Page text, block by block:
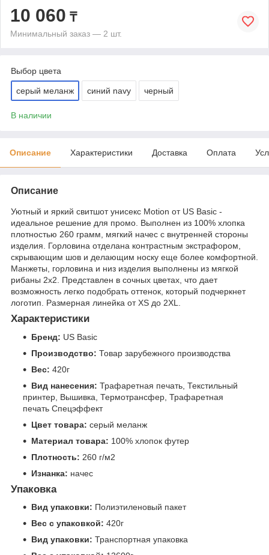
10 060 ₸
Минимальный заказ — 2 шт.
Выбор цвета
серый меланж синий navy черный
В наличии
Описание Характеристики Доставка Оплата
Описание
Уютный и яркий свитшот унисекс Motion от US Basic -
идеальное решение для промо. Выполнен из 100% хлопка
плотностью 260 грамм, мягкий начес с внутренней стороны
изделия. Горловина отделана контрастным экстрафором,
скрывающим шов и делающим носку еще более комфортной.
Манжеты, горловина и низ изделия выполнены из мягкой
рибаны 2х2. Представлен в сочных цветах, что дает
возможность легко подобрать оттенок, который подчеркнет
логотип. Размерная линейка от XS до 2XL.
Характеристики
Бренд: US Basic
Производство: Товар зарубежного производства
Вес: 420г
Вид нанесения: Трафаретная печать, Текстильный
принтер, Вышивка, Термотрансфер, Трафаретная
печать Спецэффект
Цвет товара: серый меланж
Материал товара: 100% хлопок футер
Плотность: 260 г/м2
Изнанка: начес
Упаковка
Вид упаковки: Полиэтиленовый пакет
Вес с упаковкой: 420г
Вид упаковки: Транспортная упаковка